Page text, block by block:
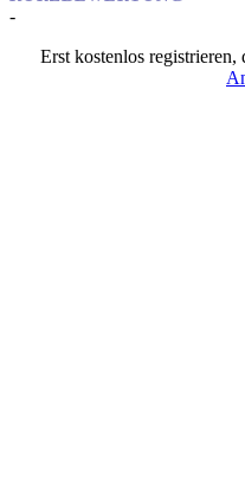
-
Erst kostenlos